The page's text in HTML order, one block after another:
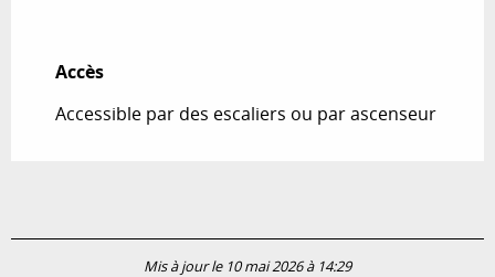
Accès
Accès
Accessible par des escaliers ou par ascenseur
Mis à jour le 10 mai 2026 à 14:29